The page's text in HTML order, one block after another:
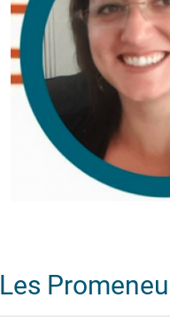
Les